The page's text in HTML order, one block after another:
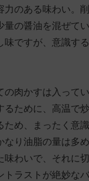
力のある味わい。
量の醤油を混ぜて
味ですが、意識す
の肉かすは入って
るために、高温で
ため、まったく意
なり油脂の量は多
味わいで、それに
トラストが絶妙な